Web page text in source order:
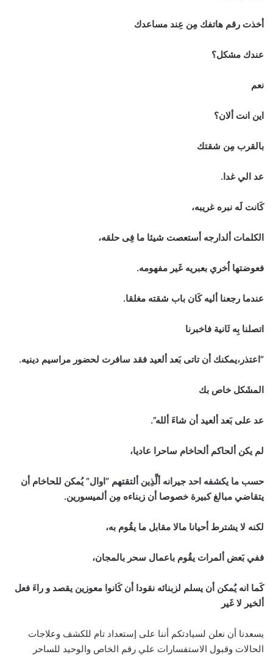
أخذت رقم هاتفك مِن عِند مساعدك
عندك مشكل؟
نعم
اين انت ألان؟
بالقرب مِن شقتك
عد الي غدا.
كَانت لَه نبره غريبه،
الكلمات ألدارجه أستعصت شيئا ما فِى حلقه،
فعوضتها اُخري بعبريه غَير مفهومه.
عندما رجعنا أليه كَان باب شقته مغلقا.
اتصلنا بِه ثَانية فاخبرنا
”اعتذر،يمكنك أن تاتى بَعد ألعيد فقد سافرت لحضور مراسيم دينيه.
المشَكل خاص بك
عد على بَعد ألعيد أن شاءَ ألله”.
لم يكن ألحاكم ألحاخام ساحرا عاديا،
حسب ما يكشفه احد جيرانه ألَّذِين ألتقتهم “اوال” يُمكن للحاخام أن
يتقاضي مبالغ كبيرة خصوصا أن زبناءه مِن ألميسورين.
لكنه لا يشترط أحيانا مالا مقابل ما يقُوم به،
ففي بَعض ألمرات يقُوم باعمال سحر بالمجان،
كَما انه يُمكن أن يسلم لزبنائه نقودا أن كَانوا معوزين يقصد و راءَ فعل
ألخير لا غَير
يسعدنا أن نعلن لسيادتكم أننا على إستعداد تام للكشف وعلاجات
الحالات وقبول الاستفسارات علي رقم الخاص والوحيد للساحر